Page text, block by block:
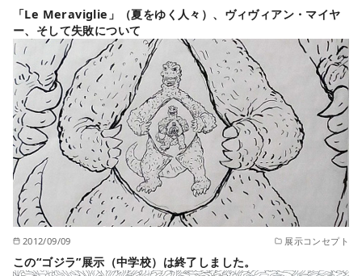
「Le Meraviglie」（夏をゆく人々）、ヴィヴィアン・マイヤ
ー、そして失敗について
2012/09/09 展示コンセプト
この“ゴジラ”展示（中学校）は終了しました。